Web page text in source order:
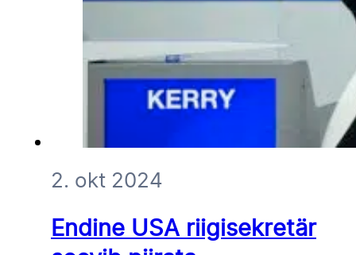
2. okt 2024
Endine USA riigisekretär